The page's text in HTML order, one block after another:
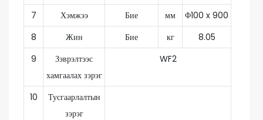
7 Хэмжээ Бие мм
Φ100 x 900
8
Жин Бие кг
8.05
9
Зэврэлтээс
хамгаалах зэрэг
WF2
10
Тусгаарлалтын
зэрэг